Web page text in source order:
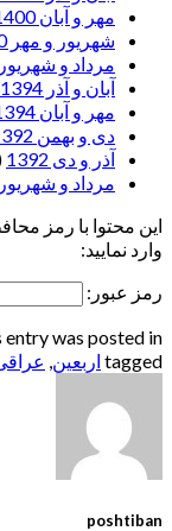
مهر و آبان 1400
شهریور و مهر 1400
مرداد و شهریور
آبان و آذر 1394
مهر و آبان 1394
دی و بهمن 1392
آذر و دی 1392
مرداد و شهریور 1392
این محتوا با رمز
وارد نمایید:
رمز عبور:
entry was posted in
tagged اربعین,
poshtiban